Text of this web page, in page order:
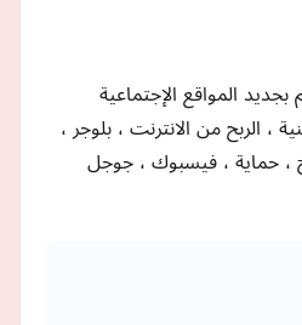
المواقع الإجتماعية
، الربح من الانترنت ، بلوجر ،
، حماية ، فيسبوك ، جوجل